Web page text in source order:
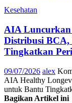
Kesehatan
AIA
Distribusi
Tingkatkan
09/07/2026 alex
AIA Healthy
untuk Bantu
Bagikan Artikel ini